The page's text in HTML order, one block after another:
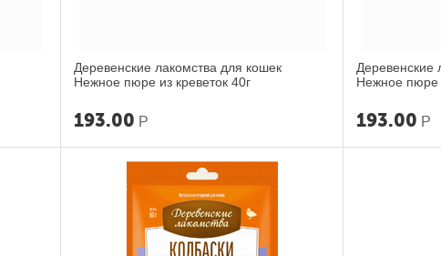
Деревенские лакомства для кошек
Нежное пюре из креветок 40г
193.00 Р
Деревенские
Нежное пюре
193.00 Р